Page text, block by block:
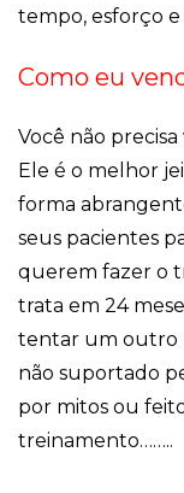
tempo, esforço
Como eu
Você não
Ele é o melhor
forma
seus pacientes
querem fazer o
trata em 24
tentar um outro
não suportado
por mitos ou
treinamento……..